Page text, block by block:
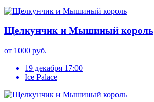
Щелкунчик и Мышиный король
от 1000 руб.
19 декабря 17:00
Ice Palace